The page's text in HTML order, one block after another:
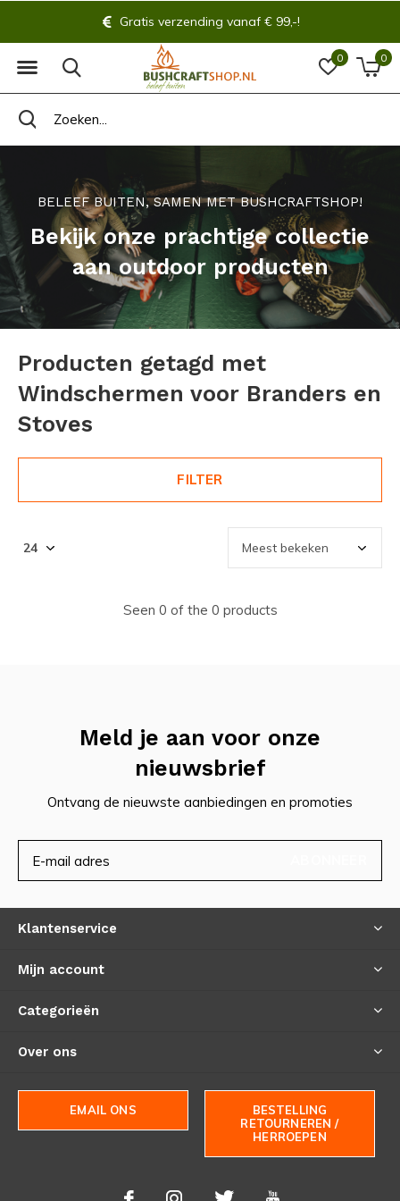
0 0
Gratis verzending vanaf € 99,-!
BELEEF BUITEN, SAMEN MET BUSHCRAFTSHOP!
Bekijk onze prachtige collectie
aan outdoor producten
Producten getagd met
Windschermen voor Branders en
Stoves
FILTER
Seen 0 of the 0 products
Meld je aan voor onze
nieuwsbrief
Ontvang de nieuwste aanbiedingen en promoties
Klantenservice
Mijn account
Categorieën
Over ons
EMAIL ONS
BESTELLING
RETOURNEREN /
HERROEPEN